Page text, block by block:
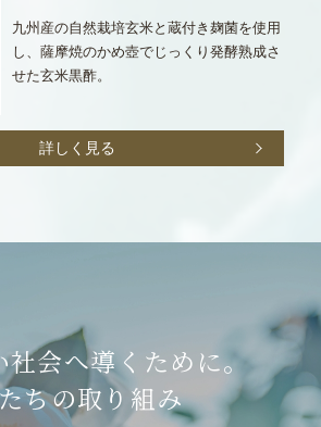
九州産の自然栽培玄米と蔵付き麹菌を使用
し、薩摩焼のかめ壺でじっくり発酵熟成さ
せた玄米黒酢。
詳しく見る
社会へ導くために。
ちの取り組み